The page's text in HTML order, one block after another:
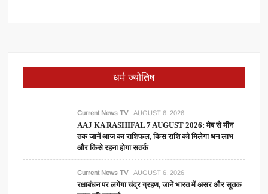
धर्म ज्योतिष
Current News TV AUGUST 6, 2026
AAJ KA RASHIFAL 7 AUGUST 2026: मेष से मीन
तक जानें आज का राशिफल, किस राशि को मिलेगा धन लाभ
और किसे रहना होगा सतर्क
Current News TV AUGUST 6, 2026
रक्षाबंधन पर लगेगा चंद्र ग्रहण, जानें भारत में असर और सूतक